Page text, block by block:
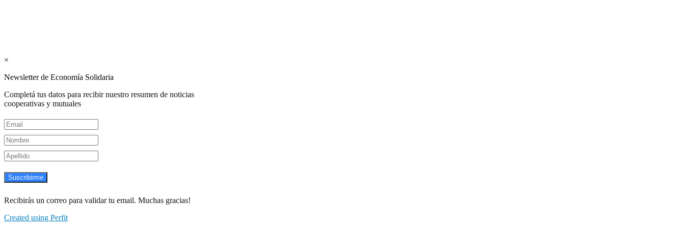
×
Newsletter de Economía Solidaria
Completá tus datos para recibir nuestro resumen de noticias
cooperativas y mutuales
Suscribirme
Recibirás un correo para validar tu email. Muchas gracias!
Created using Perfit